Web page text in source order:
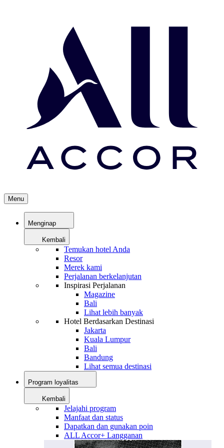
Menu
Menginap
Kembali
Temukan hotel Anda
Resor
Merek kami
Perjalanan berkelanjutan
Inspirasi Perjalanan
Magazine
Bali
Lihat lebih banyak
Hotel Berdasarkan Destinasi
Jakarta
Kuala Lumpur
Bali
Bandung
Lihat semua destinasi
Program loyalitas
Kembali
Jelajahi program
Manfaat dan status
Dapatkan dan gunakan poin
ALL Accor+ Langganan